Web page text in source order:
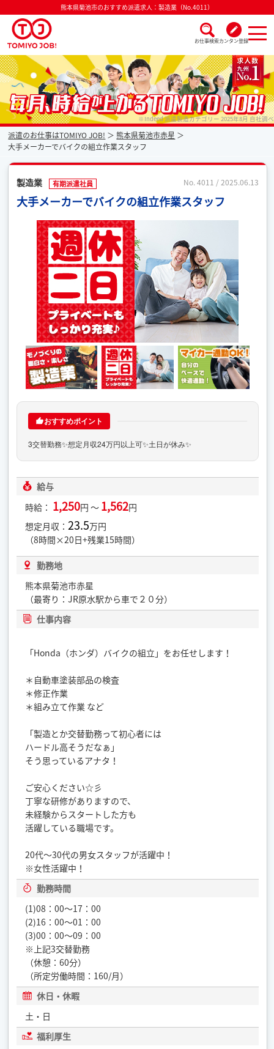
熊本県菊池市のおすすめ派遣求人：製造業（No.4011）
お仕事検索カンタン登録
派遣なら毎月時給が上がるトミヨジョブ ※Indeed 派遣製造カテゴリー 2025年8月 自社調べ
派遣のお仕事はTOMIYO JOB!
熊本県菊池市赤星
大手メーカーでバイクの組立作業スタッフ
製造業 有期派遣社員 No. 4011 / 2025.06.13
大手メーカーでバイクの組立作業スタッフ
おすすめポイント
3交替勤務✨想定月収24万円以上可✨土日が休み✨
給与
時給： 1,250円 ～ 1,562円
想定月収：23.5万円
（8時間×20日+残業15時間）
勤務地
熊本県菊池市赤星
（最寄り：JR原水駅から車で２０分）
仕事内容
「Honda（ホンダ）バイクの組立」をお任せします！
＊自動車塗装部品の検査
＊修正作業
＊組み立て作業 など
「製造とか交替勤務って初心者には
ハードル高そうだなぁ」
そう思っているアナタ！
ご安心ください☆彡
丁寧な研修がありますので、
未経験からスタートした方も
活躍している職場です。
20代〜30代の男女スタッフが活躍中！
※女性活躍中！
勤務時間
(1)08：00〜17：00
(2)16：00〜01：00
(3)00：00〜09：00
※上記3交替勤務
（休憩：60分）
（所定労働時間：160/月）
休日・休暇
土・日
福利厚生